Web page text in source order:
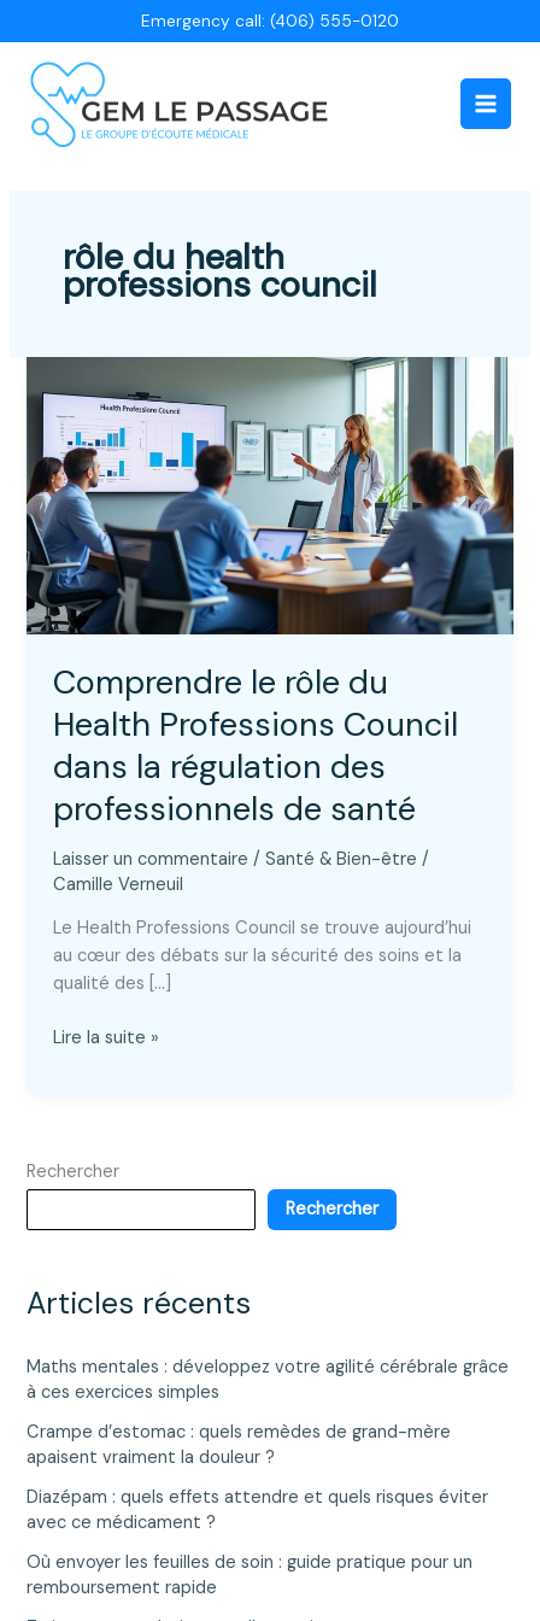
au
contenu
Emergency call: (406) 555-0120
Main
rôle du health
professions council
Comprendre le rôle du
Health Professions Council
dans la régulation des
professionnels de santé
Laisser un commentaire /Santé & Bien-être /
Camille Verneuil
Le Health Professions Council se trouve aujourd’hui
au cœur des débats sur la sécurité des soins et la
qualité des […]
Comprendre
Professions
dans
régulation
des
de
santé
Lire la suite »
Rechercher
Rechercher
Articles récents
Maths mentales : développez votre agilité cérébrale grâce
à ces exercices simples
Crampe d’estomac : quels remèdes de grand-mère
apaisent vraiment la douleur ?
Diazépam : quels effets attendre et quels risques éviter
avec ce médicament ?
Où envoyer les feuilles de soin : guide pratique pour un
remboursement rapide